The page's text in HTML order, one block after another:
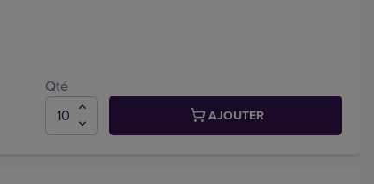
Qté
AJOUTER